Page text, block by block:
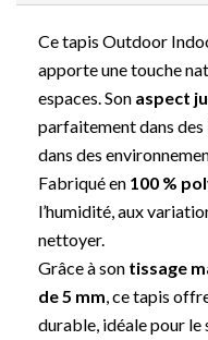
Ce tapis Outdoor
apporte une touche
espaces. Son aspect
parfaitement dans
dans des
Fabriqué en 100 %
l’humidité, aux
nettoyer.
Grâce à son tissage
de 5 mm , ce tapis
durable, idéale pour le